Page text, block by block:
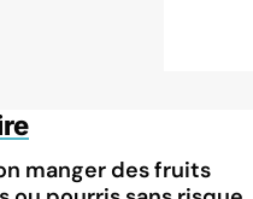
manger des fruits